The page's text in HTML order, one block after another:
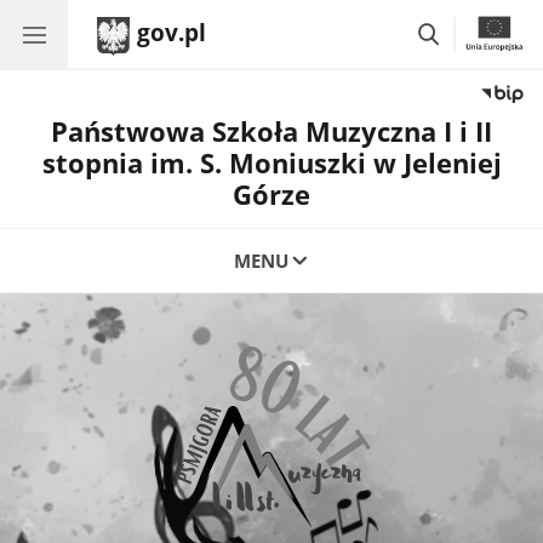
gov.pl
przejdź
Państwowa Szkoła Muzyczna I i II
stopnia im. S. Moniuszki w Jeleniej
Górze
MENU